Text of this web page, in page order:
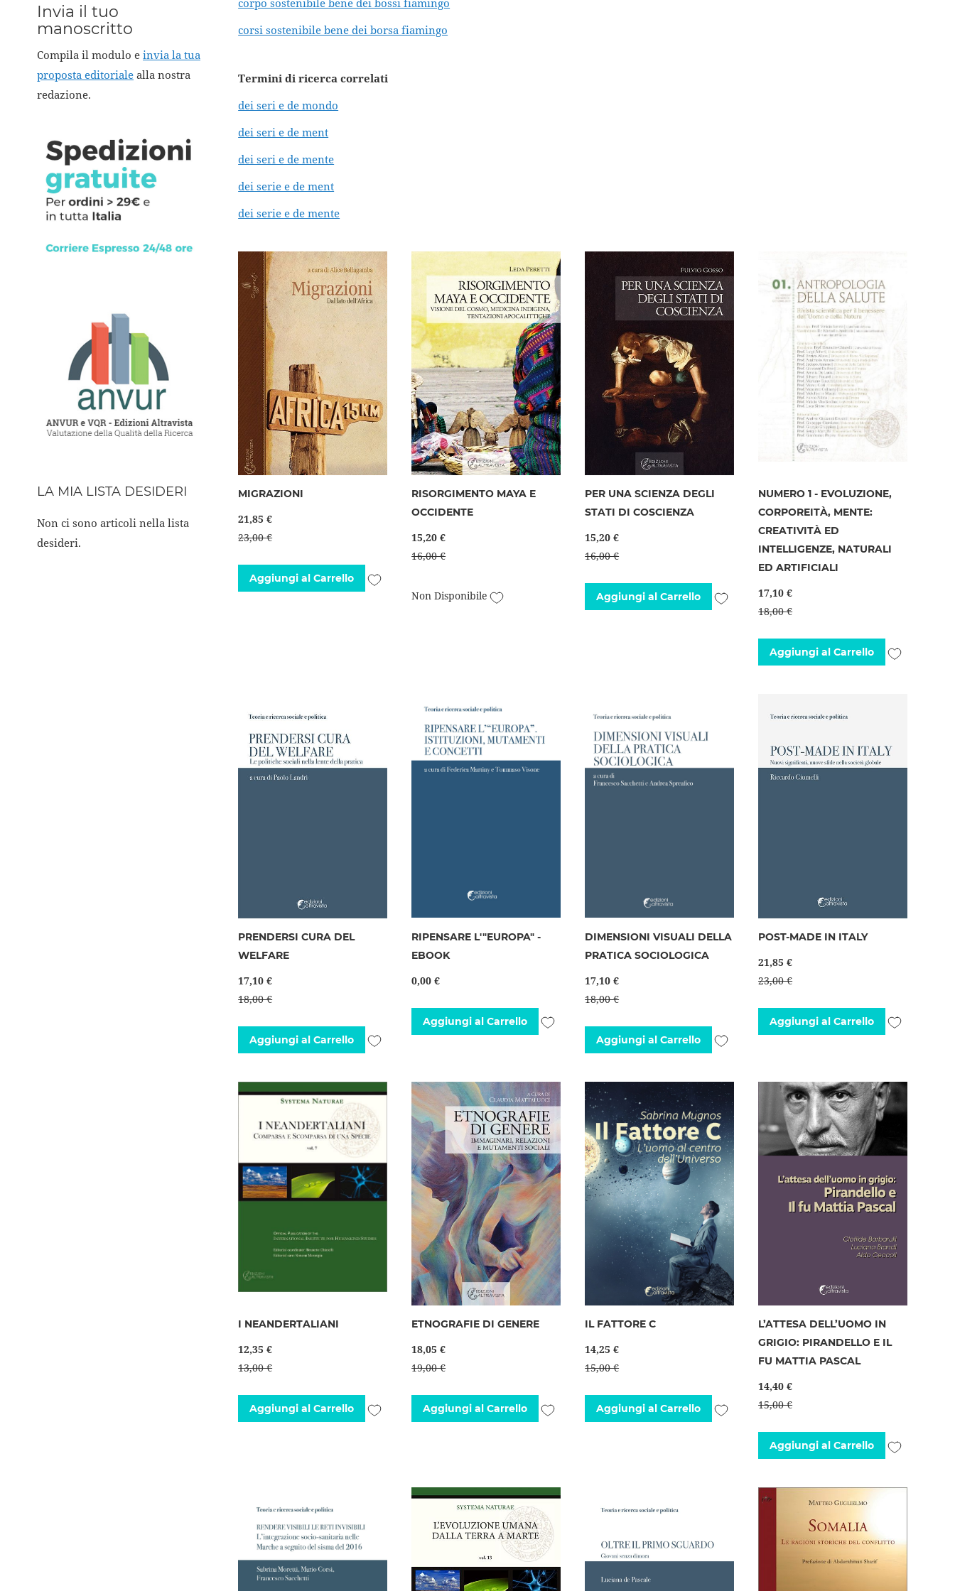
corpo sostenibile bene dei bossi fiamingo
corsi sostenibile bene dei borsa fiamingo
Termini di ricerca correlati
dei seri e de mondo
dei seri e de ment
dei seri e de mente
dei serie e de ment
dei serie e de mente
MIGRAZIONI
21,85 €
23,00 €
Aggiungi al Carrello
Aggiungi
RISORGIMENTO MAYA E
OCCIDENTE
15,20 €
16,00 €
Non Disponibile
Aggiungi
PER UNA SCIENZA DEGLI
STATI DI COSCIENZA
15,20 €
16,00 €
Aggiungi al Carrello
Aggiungi
NUMERO 1 - EVOLUZIONE,
CORPOREITÀ, MENTE:
CREATIVITÀ ED
INTELLIGENZE, NATURALI
ED ARTIFICIALI
17,10 €
18,00 €
Aggiungi al Carrello
Aggiungi
PRENDERSI CURA DEL
WELFARE
17,10 €
18,00 €
Aggiungi al Carrello
Aggiungi
lista
desideri
RIPENSARE L'"EUROPA" -
EBOOK
0,00 €
Aggiungi al Carrello
Aggiungi
desideri
DIMENSIONI VISUALI DELLA
PRATICA SOCIOLOGICA
17,10 €
18,00 €
Aggiungi al Carrello
Aggiungi
desideri
POST-MADE IN ITALY
21,85 €
23,00 €
Aggiungi al Carrello
Aggiungi
I NEANDERTALIANI
12,35 €
13,00 €
Aggiungi al Carrello
Aggiungi
ETNOGRAFIE DI GENERE
18,05 €
19,00 €
Aggiungi al Carrello
Aggiungi
IL FATTORE C
14,25 €
15,00 €
Aggiungi al Carrello
Aggiungi
L’ATTESA DELL’UOMO IN
GRIGIO: PIRANDELLO E IL
FU MATTIA PASCAL
14,40 €
15,00 €
Aggiungi al Carrello
Aggiungi
Invia il tuo
manoscritto
Compila il modulo e invia la tua
proposta editoriale alla nostra
redazione.
LA MIA LISTA DESIDERI
Non ci sono articoli nella lista
desideri.